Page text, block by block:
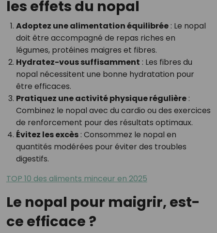
les effets du nopal
Adoptez une alimentation équilibrée: Le nopal
doit être accompagné de repas riches en
légumes, protéines maigres et fibres.
Hydratez-vous suffisamment : Les fibres du
nopal nécessitent une bonne hydratation pour
être efficaces.
Pratiquez une activité physique régulière:
Combinez le nopal avec du cardio ou des exercices
de renforcement pour des résultats optimaux.
Évitez les excès: Consommez le nopal en
quantités modérées pour éviter des troubles
digestifs.
TOP 10 des aliments minceur en 2025
Le nopal pour maigrir, est-
ce efficace ?